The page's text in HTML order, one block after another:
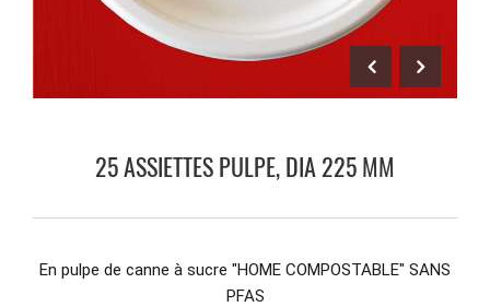
25 ASSIETTES PULPE, DIA 225 MM
En pulpe de canne à sucre "HOME COMPOSTABLE" SANS
PFAS